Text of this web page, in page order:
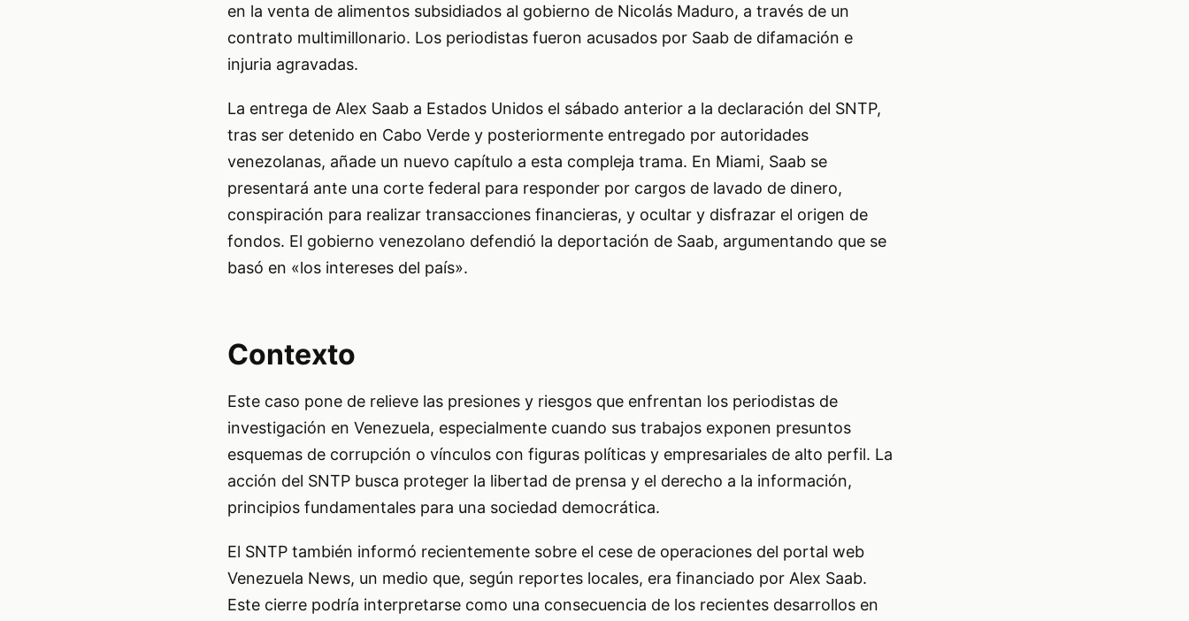
en la venta de alimentos subsidiados al gobierno de Nicolás Maduro, a través de un
contrato multimillonario. Los periodistas fueron acusados por Saab de difamación e
injuria agravadas.
La entrega de Alex Saab a Estados Unidos el sábado anterior a la declaración del SNTP,
tras ser detenido en Cabo Verde y posteriormente entregado por autoridades
venezolanas, añade un nuevo capítulo a esta compleja trama. En Miami, Saab se
presentará ante una corte federal para responder por cargos de lavado de dinero,
conspiración para realizar transacciones financieras, y ocultar y disfrazar el origen de
fondos. El gobierno venezolano defendió la deportación de Saab, argumentando que se
basó en «los intereses del país».
Contexto
Este caso pone de relieve las presiones y riesgos que enfrentan los periodistas de
investigación en Venezuela, especialmente cuando sus trabajos exponen presuntos
esquemas de corrupción o vínculos con figuras políticas y empresariales de alto perfil. La
acción del SNTP busca proteger la libertad de prensa y el derecho a la información,
principios fundamentales para una sociedad democrática.
El SNTP también informó recientemente sobre el cese de operaciones del portal web
Venezuela News, un medio que, según reportes locales, era financiado por Alex Saab.
Este cierre podría interpretarse como una consecuencia de los recientes desarrollos en